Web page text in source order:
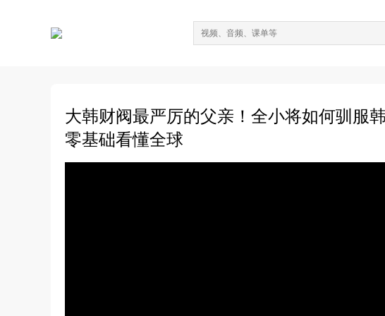
大韩财阀最严厉的父亲！全小将如何驯服
零基础看懂全球